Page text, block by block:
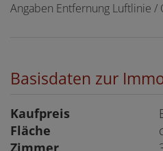
Angaben Entfernung Luftlinie
Basisdaten zur
Kaufpreis
Fläche
Zimmer